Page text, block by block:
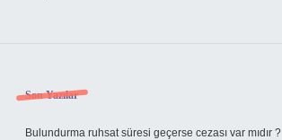
Sidebar
Son Yazılar
Bulundurma ruhsat süresi geçerse cezası var mıdır ?